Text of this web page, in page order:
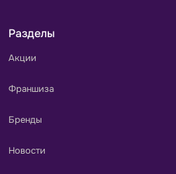
Разделы
Акции
Франшиза
Бренды
Новости